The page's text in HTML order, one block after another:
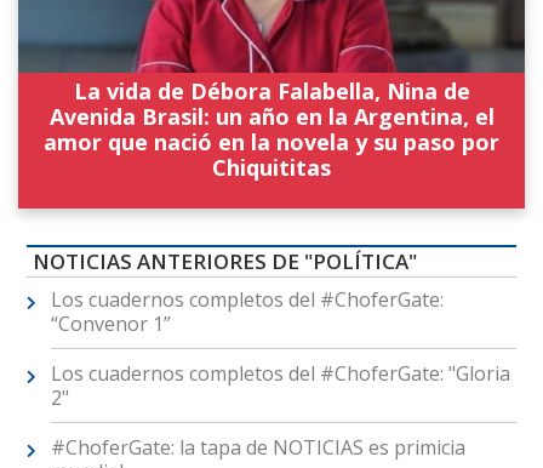
La vida de Débora Falabella, Nina de
Avenida Brasil: un año en la Argentina, el
amor que nació en la novela y su paso por
Chiquititas
NOTICIAS ANTERIORES DE "POLÍTICA"
Los cuadernos completos del #ChoferGate:
“Convenor 1”
Los cuadernos completos del #ChoferGate: "Gloria
2"
#ChoferGate: la tapa de NOTICIAS es primicia